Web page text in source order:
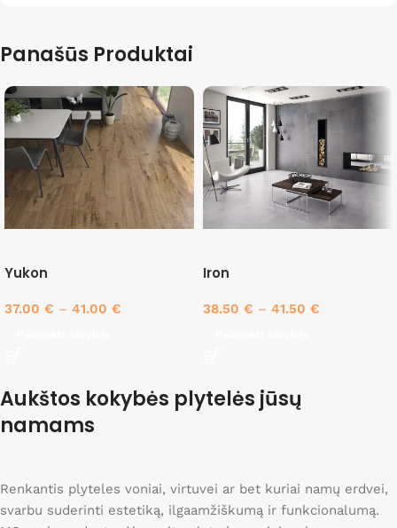
Panašūs Produktai
Yukon
37.00 € – 41.00 €
Iron
38.50 € – 41.50 €
Aukštos kokybės plytelės jūsų
namams
Renkantis plyteles voniai, virtuvei ar bet kuriai namų erdvei,
svarbu suderinti estetiką, ilgaamžiškumą ir funkcionalumą.